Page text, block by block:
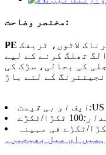
مختصر وضاحت:
لاٹوں، ​​ٹریفک
تھلگ کرنے کے لیے
کی بحالی، سڑک کی
ایف او بی قیمت:
100 ٹکڑا/ٹکڑے
ہمیں ای میل بھیجیں۔